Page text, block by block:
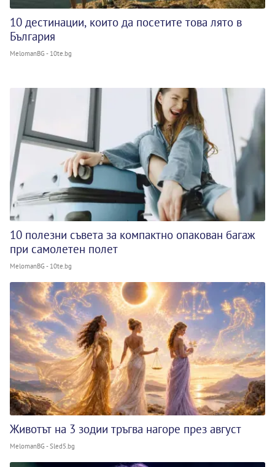
10 дестинации, които да посетите това лято в
България
MelomanBG - 10te.bg
10 полезни съвета за компактно опакован багаж
при самолетен полет
MelomanBG - 10te.bg
Животът на 3 зодии тръгва нагоре през август
MelomanBG - Sled5.bg